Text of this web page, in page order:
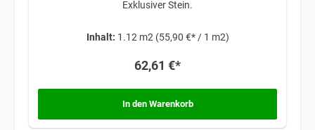
Exklusiver Stein.
Inhalt: 1.12 m2 (55,90 €* / 1 m2)
62,61 €*
In den Warenkorb